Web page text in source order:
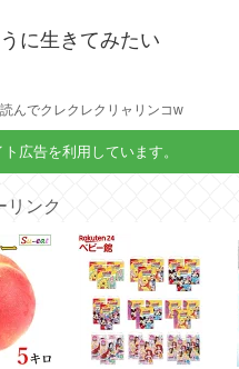
に生きてみたい
んでクレクレクリャリンコw
広告を利用しています。
リンク